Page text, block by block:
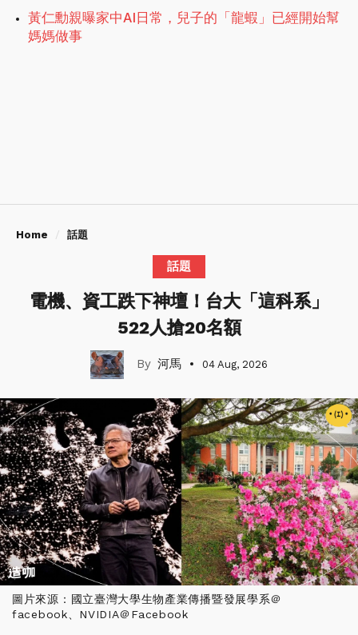
黃仁勳親曝家中AI日常，兒子的「龍蝦」已經開始幫
媽媽做事
Home 話題
話題
電機、資工跌下神壇！台大「這科系」
522人搶20名額
河馬 04 Aug, 2026
圖片來源：國立臺灣大學生物產業傳播暨發展學系＠
facebook、NVIDIA＠Facebook